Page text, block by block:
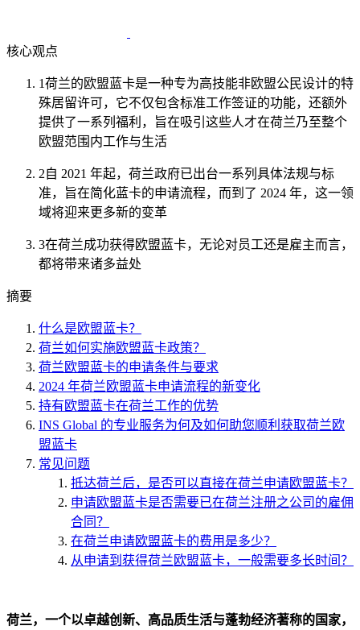
核心观点
1荷兰的欧盟蓝卡是一种专为高技能非欧盟公民设计的特
殊居留许可，它不仅包含标准工作签证的功能，还额外
提供了一系列福利，旨在吸引这些人才在荷兰乃至整个
欧盟范围内工作与生活
2自 2021 年起，荷兰政府已出台一系列具体法规与标
准，旨在简化蓝卡的申请流程，而到了 2024 年，这一领
域将迎来更多新的变革
3在荷兰成功获得欧盟蓝卡，无论对员工还是雇主而言，
都将带来诸多益处
摘要
什么是欧盟蓝卡？
荷兰如何实施欧盟蓝卡政策？
荷兰欧盟蓝卡的申请条件与要求
2024 年荷兰欧盟蓝卡申请流程的新变化
持有欧盟蓝卡在荷兰工作的优势
INS Global 的专业服务为何及如何助您顺利获取荷兰欧
盟蓝卡
常见问题
抵达荷兰后，是否可以直接在荷兰申请欧盟蓝卡？
申请欧盟蓝卡是否需要已在荷兰注册之公司的雇佣
合同？
在荷兰申请欧盟蓝卡的费用是多少？
从申请到获得荷兰欧盟蓝卡，一般需要多长时间？
荷兰，一个以卓越创新、高品质生活与蓬勃经济著称的国家，